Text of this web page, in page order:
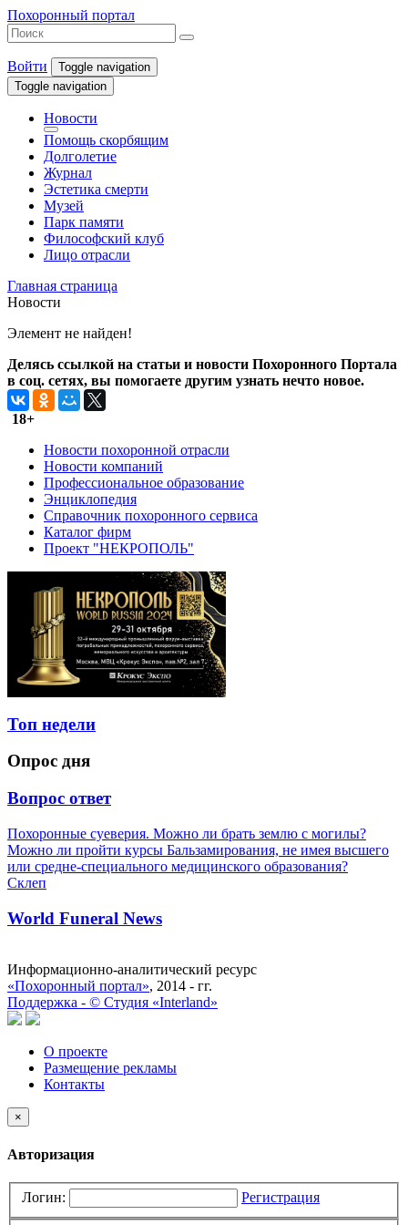
Похоронный портал
Войти
Toggle navigation
Toggle navigation
Новости
Помощь скорбящим
Долголетие
Журнал
Эстетика смерти
Музей
Парк памяти
Философский клуб
Лицо отрасли
Главная страница
Новости
Элемент не найден!
Делясь ссылкой на статьи и новости Похоронного Портала
в соц. сетях, вы помогаете другим узнать нечто новое.
18+
Новости похоронной отрасли
Новости компаний
Профессиональное образование
Энциклопедия
Справочник похоронного сервиса
Каталог фирм
Проект "НЕКРОПОЛЬ"
Топ недели
Опрос дня
Вопрос ответ
Похоронные суеверия. Можно ли брать землю с могилы?
Можно ли пройти курсы Бальзамирования, не имея высшего
или средне-специального медицинского образования?
Склеп
World Funeral News
Информационно-аналитический ресурс
«Похоронный портал», 2014 - гг.
Поддержка - © Cтудия «Interland»
О проекте
Размещение рекламы
Контакты
×
Авторизация
Логин: Регистрация